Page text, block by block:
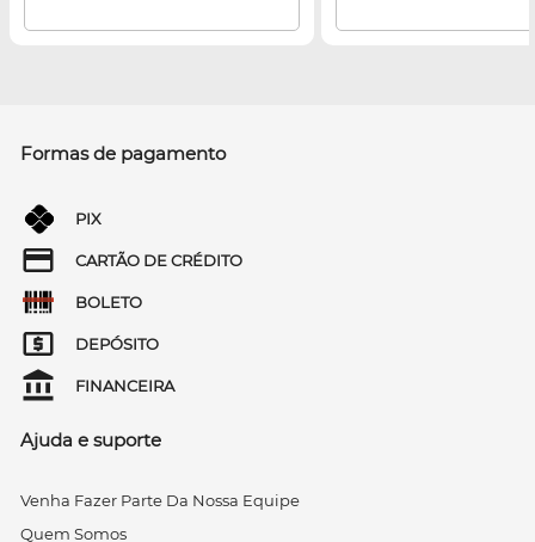
Formas de pagamento
PIX
CARTÃO DE CRÉDITO
BOLETO
DEPÓSITO
FINANCEIRA
Ajuda e suporte
Venha Fazer Parte Da Nossa Equipe
Quem Somos